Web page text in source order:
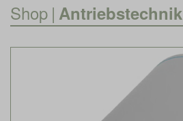
Shop | Antriebstechnik